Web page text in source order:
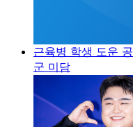
근육병 학생 도운
군 미담